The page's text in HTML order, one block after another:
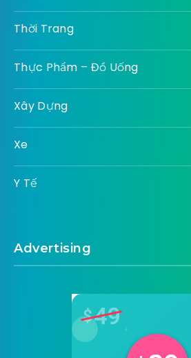
Thời Trang
Thực Phẩm – Đồ Uống
Xây Dựng
Xe
Y Tế
Advertising